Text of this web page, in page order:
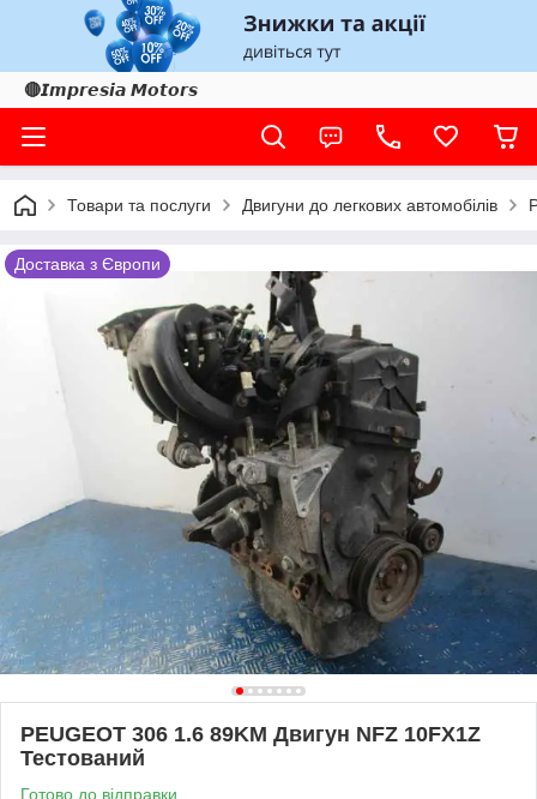
🔴𝙄𝙢𝙥𝙧𝙚𝙨𝙞𝙖 𝙈𝙤𝙩𝙤𝙧𝙨
Товари та послуги Двигуни до легкових автомобілів
Доставка з Європи
PEUGEOT 306 1.6 89KM Двигун NFZ 10FX1Z
Тестований
Готово до відправки